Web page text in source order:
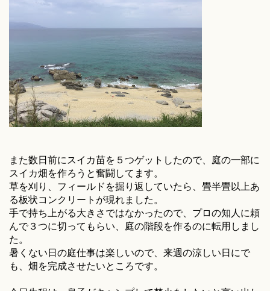
また数日前にスイカ苗を５つゲットしたので、庭の一部に
スイカ畑を作ろうと奮闘してます。
草を刈り、フィールドを掘り返していたら、畳半畳以上あ
る板状コンクリートが現れました。
手で持ち上がる大きさではなかったので、プロの知人に頼
んで３つに切ってもらい、庭の階段を作るのに転用しまし
た。
暑くない日の庭仕事は楽しいので、来週の涼しい日にで
も、畑を完成させたいところです。